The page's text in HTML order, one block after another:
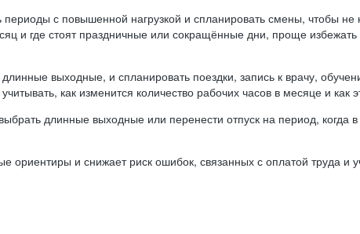
с повышенной нагрузкой и спланировать смены, чтобы
и где стоят праздничные или сокращённые дни, проще
выходные, и спланировать поездки, запись к врачу,
как изменится количество рабочих часов в месяце и как
длинные выходные или перенести отпуск на период,
ориентиры и снижает риск ошибок, связанных с оплатой труда и